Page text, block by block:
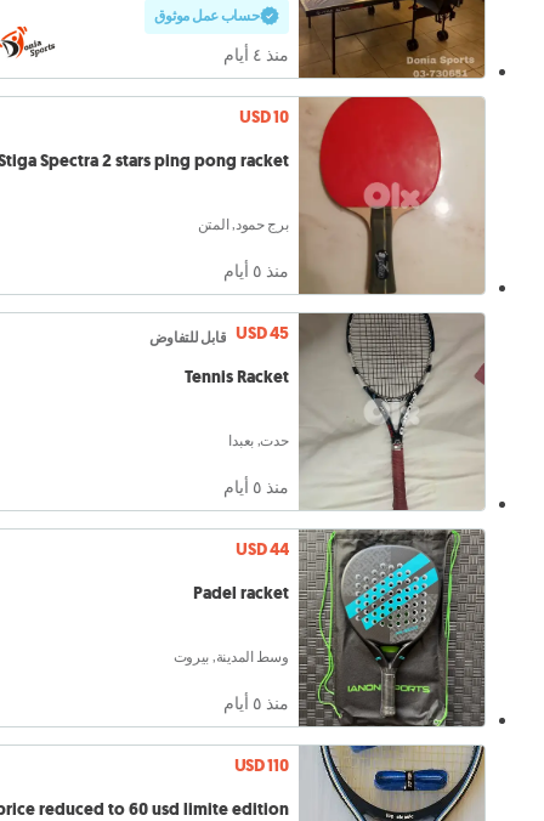
حساب عمل موثوق
منذ ٤ أيام
USD 10
Spectra 2 stars ping pong racket
برج حمود, المتن
منذ ٥ أيام
USD 45 قابل للتفاوض
Tennis Racket
حدت, بعبدا
منذ ٥ أيام
USD 44
Padel racket
وسط المدينة, بيروت
منذ ٥ أيام
USD 110
to 60 usd limite edition